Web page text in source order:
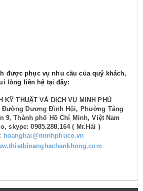
được phục vụ nhu cầu của quý khách,
lòng liên hệ tại đây:
KỸ THUẬT VÀ DỊCH VỤ MINH PHÚ
Đường Dương Đình Hội, Phường Tăng
9, Thành phố Hồ Chí Minh, Việt Nam
skype: 0985.288.164 ( Mr.Hải )
hoanghai@minhphuco.vn